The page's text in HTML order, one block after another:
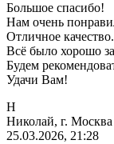
Большое спасибо!
Нам очень
Отличное качество.
Всё было хорошо
Будем
Удачи Вам!
Н
Николай, г. Москва
25.03.2026, 21:28